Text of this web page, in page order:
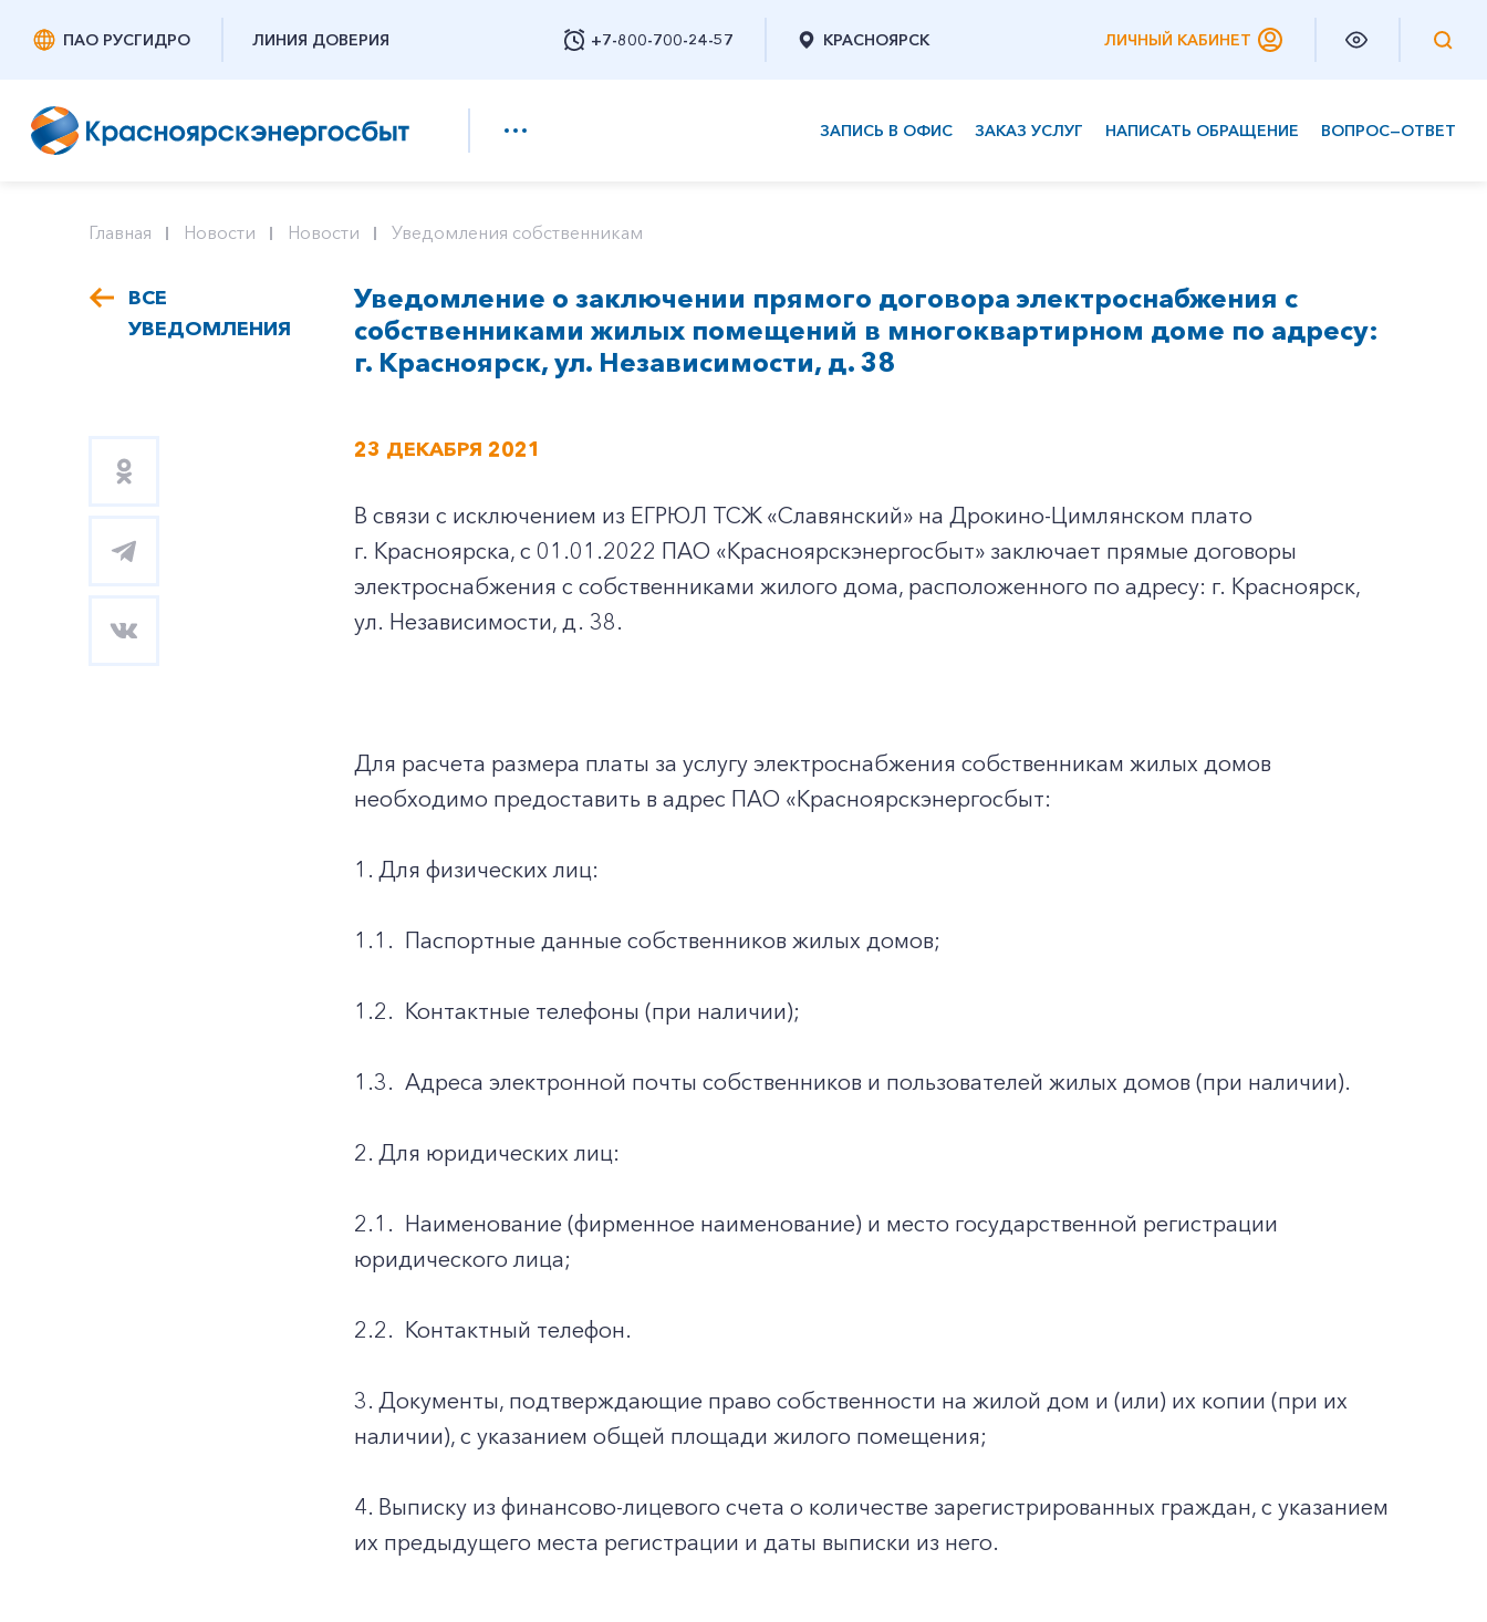
ПАО РУСГИДРО ЛИНИЯ ДОВЕРИЯ +7-800-700-24-57
Заказать обратный звонок
КРАСНОЯРСК ЛИЧНЫЙ КАБИНЕТ
ЗАПИСЬ В ОФИС ЗАКАЗ УСЛУГ НАПИСАТЬ ОБРАЩЕНИЕ ВОПРОС—ОТВЕТ
Главная Новости Новости Уведомления собственникам
ВСЕ
УВЕДОМЛЕНИЯ
Уведомление о заключении прямого договора электроснабжения с
собственниками жилых помещений в многоквартирном доме по адресу:
г. Красноярск, ул. Независимости, д. 38
23 ДЕКАБРЯ 2021
В связи с исключением из ЕГРЮЛ ТСЖ «Славянский» на Дрокино-Цимлянском плато
г. Красноярска, с 01.01.2022 ПАО «Красноярскэнергосбыт» заключает прямые договоры
электроснабжения с собственниками жилого дома, расположенного по адресу: г. Красноярск,
ул. Независимости, д. 38.
Для расчета размера платы за услугу электроснабжения собственникам жилых домов
необходимо предоставить в адрес ПАО «Красноярскэнергосбыт:
1. Для физических лиц:
1.1. Паспортные данные собственников жилых домов;
1.2. Контактные телефоны (при наличии);
1.3. Адреса электронной почты собственников и пользователей жилых домов (при наличии).
2. Для юридических лиц:
2.1. Наименование (фирменное наименование) и место государственной регистрации
юридического лица;
2.2. Контактный телефон.
3. Документы, подтверждающие право собственности на жилой дом и (или) их копии (при их
наличии), с указанием общей площади жилого помещения;
4. Выписку из финансово-лицевого счета о количестве зарегистрированных граждан, с указанием
их предыдущего места регистрации и даты выписки из него.